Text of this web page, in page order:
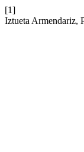
[1]
Iztueta Armendariz,